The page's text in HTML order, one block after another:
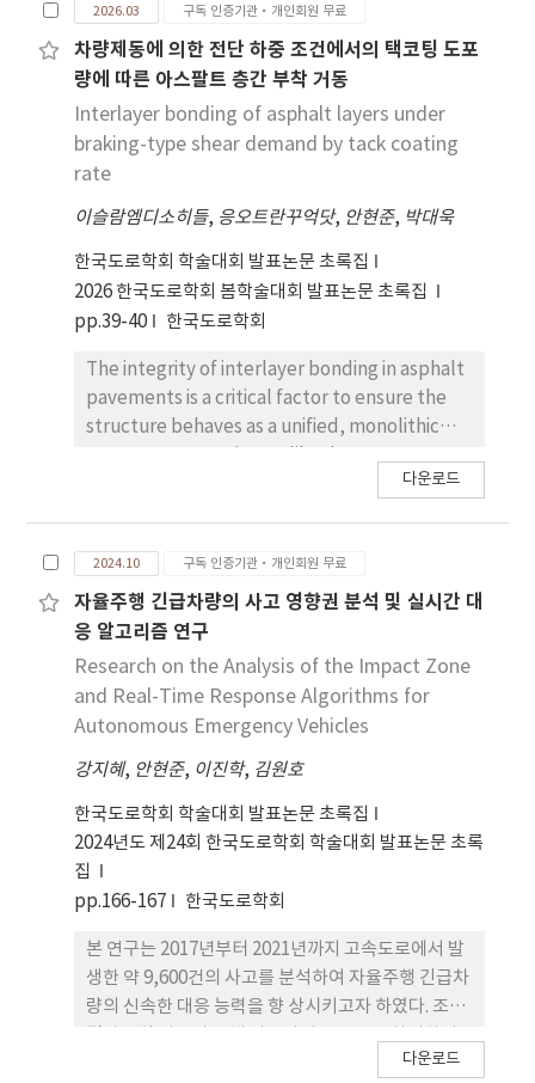
2026.03 구독 인증기관·개인회원 무료
차량제동에 의한 전단 하중 조건에서의 택코팅 도포
량에 따른 아스팔트 층간 부착 거동
Interlayer bonding of asphalt layers under
braking-type shear demand by tack coating
rate
이슬람엠디소히들, 응오트란꾸억닷, 안현준, 박대욱
한국도로학회 학술대회 발표논문 초록집
2026 한국도로학회 봄학술대회 발표논문 초록집
pp.39-40
한국도로학회
The integrity of interlayer bonding in asphalt
pavements is a critical factor to ensure the
structure behaves as a unified, monolithic
contamination on the receiving surface and
localized shear deformation specifically in
high-traction zones like braking and turning
areas. This study introduces a transferable
framework that integrates lab-based
interlayer bond characterization, composite
fatigue testing, and finite element (FE)
modeling to assess pavement performance
under realistic field conditions.Two tack
coats were used in this study, including
regular tack coat (RSC-4) and clean tack coat
(ILT-4) and considered 0%, 50% (remaining
contact surface area, at three distinct tack
coat application rates. Peak shear strength,
initial stiffness, and fractured energy were
determined from monotonic shear tests for
quantifying bonding state and for FE
simulations. Four-point bending (4PB) test
다운로드
2024.10 구독 인증기관·개인회원 무료
자율주행 긴급차량의 사고 영향권 분석 및 실시간 대
응 알고리즘 연구
Research on the Analysis of the Impact Zone
and Real-Time Response Algorithms for
Autonomous Emergency Vehicles
강지혜, 안현준, 이진학, 김원호
한국도로학회 학술대회 발표논문 초록집
2024년도 제24회 한국도로학회 학술대회 발표논문 초록
집
pp.166-167
한국도로학회
본 연구는 2017년부터 2021년까지 고속도로에서 발
생한 약 9,600건의 사고를 분석하여 자율주행 긴급차
량의 신속한 대응 능력을 향 상시키고자 하였다. 조사
이들 중 약 74%가 선행사고와 관련이 있다는 점이 강
다운로드